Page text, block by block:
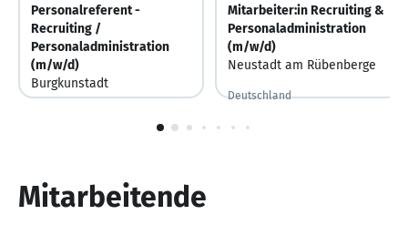
Personalreferent -
Recruiting /
Personaladministration
(m/w/d)
Burgkunstadt
Mitarbeiter:in Recruiting &
Personaladministration
(m/w/d)
Neustadt am Rübenberge
Deutschland
1
Mitarbeitende